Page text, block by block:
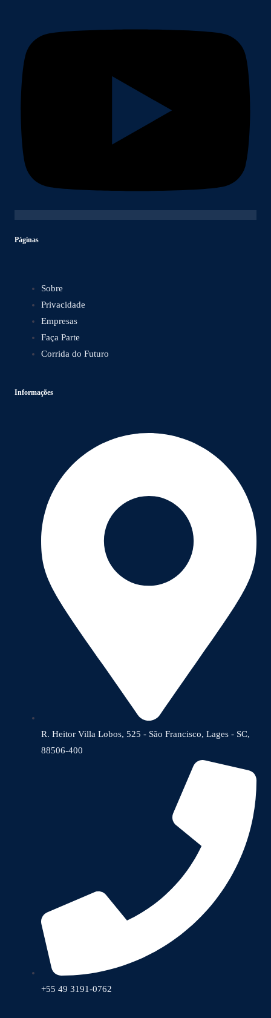
Páginas
Sobre
Privacidade
Empresas
Faça Parte
Corrida do Futuro
Informações
R. Heitor Villa Lobos, 525 - São Francisco, Lages - SC,
88506-400
+55 49 3191-0762